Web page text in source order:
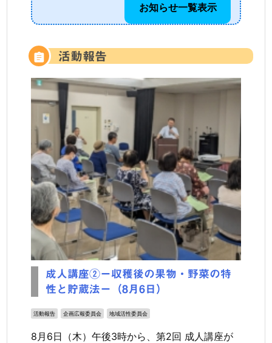
お知らせ一覧表示
活動報告
成人講座②ー収穫後の果物・野菜の特
性と貯蔵法ー（8月6日）
活動報告 企画広報委員会 地域活性委員会
8月6日（木）午後3時から、第2回 成人講座が